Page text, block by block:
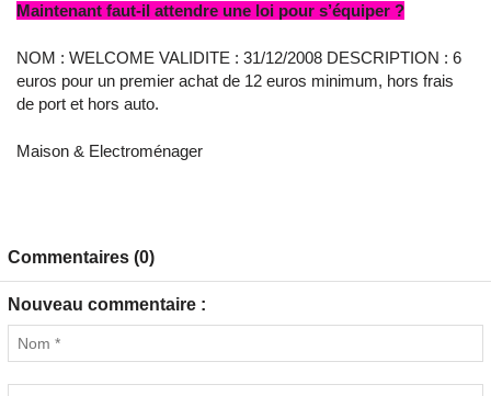
Maintenant faut-il attendre une loi pour s’équiper ?
NOM : WELCOME VALIDITE : 31/12/2008 DESCRIPTION : 6
euros pour un premier achat de 12 euros minimum, hors frais
de port et hors auto.
Maison & Electroménager
Commentaires (0)
Nouveau commentaire :